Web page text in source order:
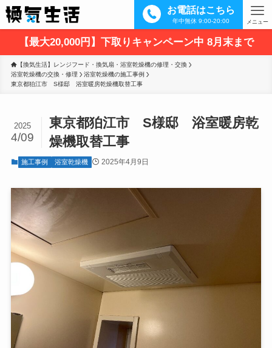
お電話はこちら
年中無休 9:00-20:00 メニュー
【最大20,000円】下取りキャンペーン中 8月末まで
【換気生活】レンジフード・換気扇・浴室乾燥機の修理・交換
浴室乾燥機の交換・修理
浴室乾燥機の施工事例
東京都狛江市　S様邸　浴室暖房乾燥機取替工事
東京都狛江市 S様邸 浴室暖房乾
燥機取替工事
2025
4/09
施工事例 浴室乾燥機 2025年4月9日